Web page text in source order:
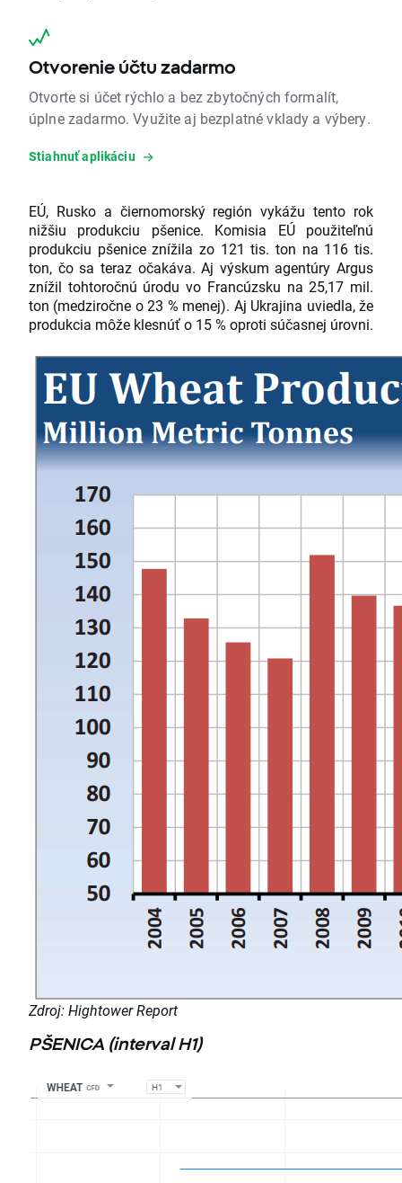
Otvorenie účtu zadarmo
Otvorte si účet rýchlo a bez zbytočných formalít,
úplne zadarmo. Využite aj bezplatné vklady a výbery.
Stiahnuť aplikáciu
EÚ, Rusko a čiernomorský región vykážu tento rok
nižšiu produkciu pšenice. Komisia EÚ použiteľnú
produkciu pšenice znížila zo 121 tis. ton na 116 tis.
ton, čo sa teraz očakáva. Aj výskum agentúry Argus
znížil tohtoročnú úrodu vo Francúzsku na 25,17 mil.
ton (medziročne o 23 % menej). Aj Ukrajina uviedla, že
produkcia môže klesnúť o 15 % oproti súčasnej úrovni.
Zdroj: Hightower Report
PŠENICA (interval H1)